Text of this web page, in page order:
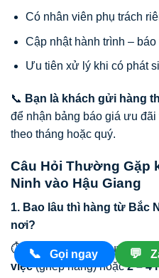
Có nhân viên phụ trách
Cập nhật hành trình –
Ưu tiên xử lý khi có phát
📞 Bạn là khách gửi hàng
để nhận bảng báo giá ưu
theo tháng hoặc quý.
Câu Hỏi Thường Gặp
Ninh vào Hậu Giang
1. Bao lâu thì hàng từ Bắc
nơi?
⏱ Thời gian vận chuyển
việc(ghép hàng) hoặc2 – 4
📞 Gọi ngay 💬